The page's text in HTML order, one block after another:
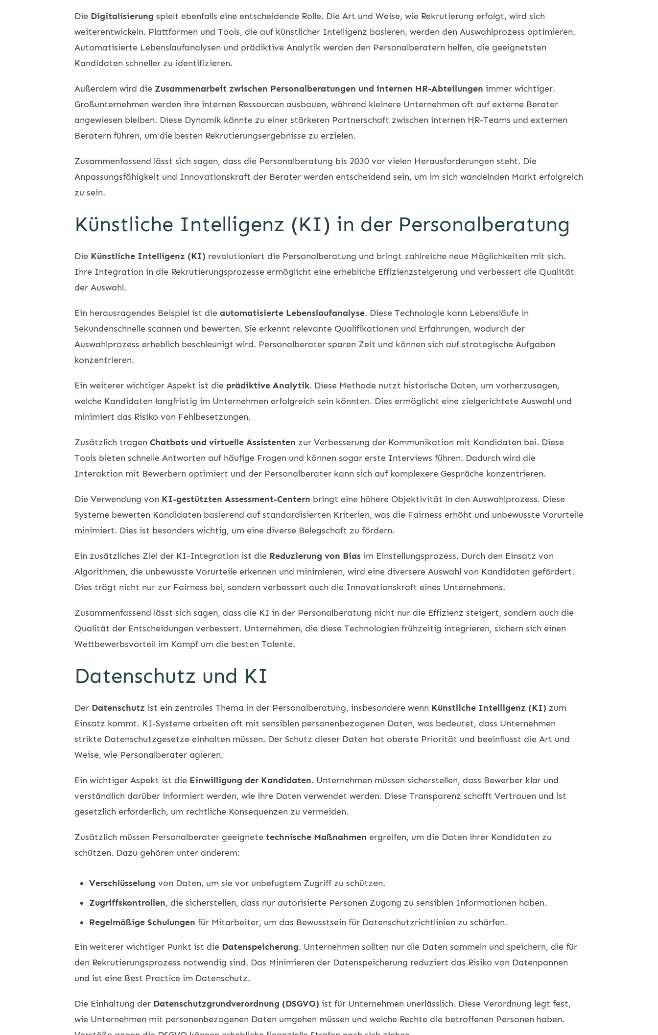
Die Digitalisierung spielt ebenfalls eine entscheidende Rolle. Die Art und Weise, wie Rekrutierung erfolgt, wird sich
weiterentwickeln. Plattformen und Tools, die auf künstlicher Intelligenz basieren, werden den Auswahlprozess optimieren.
Automatisierte Lebenslaufanalysen und prädiktive Analytik werden den Personalberatern helfen, die geeignetsten
Kandidaten schneller zu identifizieren.
Außerdem wird die Zusammenarbeit zwischen Personalberatungen und internen HR-Abteilungen immer wichtiger.
Großunternehmen werden ihre internen Ressourcen ausbauen, während kleinere Unternehmen oft auf externe Berater
angewiesen bleiben. Diese Dynamik könnte zu einer stärkeren Partnerschaft zwischen internen HR-Teams und externen
Beratern führen, um die besten Rekrutierungsergebnisse zu erzielen.
Zusammenfassend lässt sich sagen, dass die Personalberatung bis 2030 vor vielen Herausforderungen steht. Die
Anpassungsfähigkeit und Innovationskraft der Berater werden entscheidend sein, um im sich wandelnden Markt erfolgreich
zu sein.
Künstliche Intelligenz (KI) in der Personalberatung
Die Künstliche Intelligenz (KI) revolutioniert die Personalberatung und bringt zahlreiche neue Möglichkeiten mit sich.
Ihre Integration in die Rekrutierungsprozesse ermöglicht eine erhebliche Effizienzsteigerung und verbessert die Qualität
der Auswahl.
Ein herausragendes Beispiel ist die automatisierte Lebenslaufanalyse. Diese Technologie kann Lebensläufe in
Sekundenschnelle scannen und bewerten. Sie erkennt relevante Qualifikationen und Erfahrungen, wodurch der
Auswahlprozess erheblich beschleunigt wird. Personalberater sparen Zeit und können sich auf strategische Aufgaben
konzentrieren.
Ein weiterer wichtiger Aspekt ist die prädiktive Analytik. Diese Methode nutzt historische Daten, um vorherzusagen,
welche Kandidaten langfristig im Unternehmen erfolgreich sein könnten. Dies ermöglicht eine zielgerichtete Auswahl und
minimiert das Risiko von Fehlbesetzungen.
Zusätzlich tragen Chatbots und virtuelle Assistenten zur Verbesserung der Kommunikation mit Kandidaten bei. Diese
Tools bieten schnelle Antworten auf häufige Fragen und können sogar erste Interviews führen. Dadurch wird die
Interaktion mit Bewerbern optimiert und der Personalberater kann sich auf komplexere Gespräche konzentrieren.
Die Verwendung von KI-gestützten Assessment-Centern bringt eine höhere Objektivität in den Auswahlprozess. Diese
Systeme bewerten Kandidaten basierend auf standardisierten Kriterien, was die Fairness erhöht und unbewusste Vorurteile
minimiert. Dies ist besonders wichtig, um eine diverse Belegschaft zu fördern.
Ein zusätzliches Ziel der KI-Integration ist die Reduzierung von Bias im Einstellungsprozess. Durch den Einsatz von
Algorithmen, die unbewusste Vorurteile erkennen und minimieren, wird eine diversere Auswahl von Kandidaten gefördert.
Dies trägt nicht nur zur Fairness bei, sondern verbessert auch die Innovationskraft eines Unternehmens.
Zusammenfassend lässt sich sagen, dass die KI in der Personalberatung nicht nur die Effizienz steigert, sondern auch die
Qualität der Entscheidungen verbessert. Unternehmen, die diese Technologien frühzeitig integrieren, sichern sich einen
Wettbewerbsvorteil im Kampf um die besten Talente.
Datenschutz und KI
Der Datenschutz ist ein zentrales Thema in der Personalberatung, insbesondere wenn Künstliche Intelligenz (KI) zum
Einsatz kommt. KI-Systeme arbeiten oft mit sensiblen personenbezogenen Daten, was bedeutet, dass Unternehmen
strikte Datenschutzgesetze einhalten müssen. Der Schutz dieser Daten hat oberste Priorität und beeinflusst die Art und
Weise, wie Personalberater agieren.
Ein wichtiger Aspekt ist die Einwilligung der Kandidaten. Unternehmen müssen sicherstellen, dass Bewerber klar und
verständlich darüber informiert werden, wie ihre Daten verwendet werden. Diese Transparenz schafft Vertrauen und ist
gesetzlich erforderlich, um rechtliche Konsequenzen zu vermeiden.
Zusätzlich müssen Personalberater geeignete technische Maßnahmen ergreifen, um die Daten ihrer Kandidaten zu
schützen. Dazu gehören unter anderem:
Verschlüsselung von Daten, um sie vor unbefugtem Zugriff zu schützen.
Zugriffskontrollen, die sicherstellen, dass nur autorisierte Personen Zugang zu sensiblen Informationen haben.
Regelmäßige Schulungen für Mitarbeiter, um das Bewusstsein für Datenschutzrichtlinien zu schärfen.
Ein weiterer wichtiger Punkt ist die Datenspeicherung. Unternehmen sollten nur die Daten sammeln und speichern, die für
den Rekrutierungsprozess notwendig sind. Das Minimieren der Datenspeicherung reduziert das Risiko von Datenpannen
und ist eine Best Practice im Datenschutz.
Die Einhaltung der Datenschutzgrundverordnung (DSGVO) ist für Unternehmen unerlässlich. Diese Verordnung legt fest,
wie Unternehmen mit personenbezogenen Daten umgehen müssen und welche Rechte die betroffenen Personen haben.